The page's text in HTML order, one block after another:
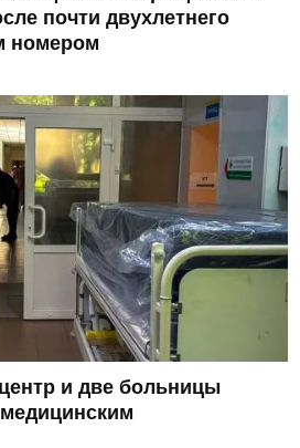
почти двухлетнего
номером
и две больницы